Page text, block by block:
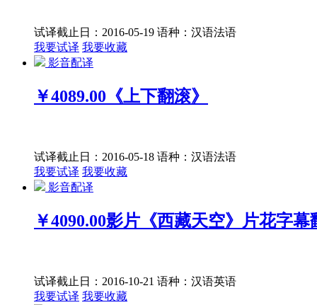
试译截止日：2016-05-19 语种：汉语法语
我要试译 我要收藏
影音配译
￥4089.00 《上下翻滚》
试译截止日：2016-05-18 语种：汉语法语
我要试译 我要收藏
影音配译
￥4090.00影片《西藏天空》片花字幕
试译截止日：2016-10-21 语种：汉语英语
我要试译 我要收藏